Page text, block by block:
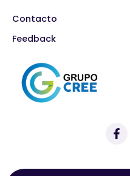
Contacto
Feedback